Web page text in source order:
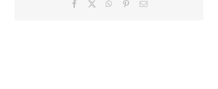
Facebook WhatsApp
PinterestCorreo